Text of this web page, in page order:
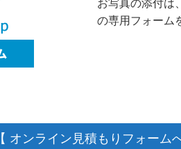
お写真の添付は
の専用フォーム
【 オンライン見積もりフォームへ